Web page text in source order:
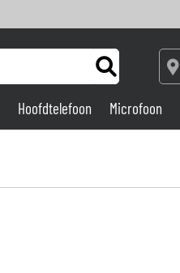
Hoofdtelefoon Microfoon